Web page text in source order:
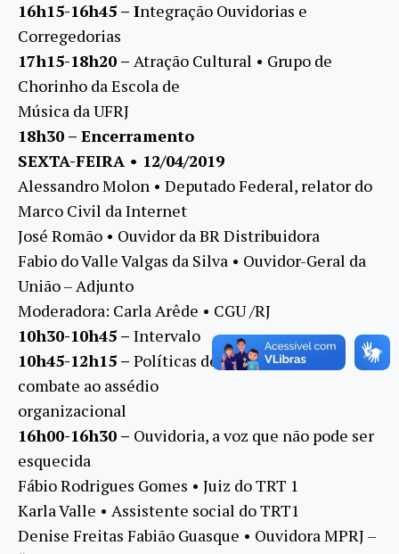
16h15-16h45 – Integração Ouvidorias e
Corregedorias
17h15-18h20 – Atração Cultural • Grupo de
Chorinho da Escola de
Música da UFRJ
18h30 – Encerramento
SEXTA-FEIRA • 12/04/2019
Alessandro Molon • Deputado Federal, relator do
Marco Civil da Internet
José Romão • Ouvidor da BR Distribuidora
Fabio do Valle Valgas da Silva • Ouvidor-Geral da
União – Adjunto
Moderadora: Carla Arêde • CGU /RJ
10h30-10h45 – Intervalo
10h45-12h15 – Políticas de enfrentamento e
combate ao assédio
organizacional
16h00-16h30 – Ouvidoria, a voz que não pode ser
esquecida
Fábio Rodrigues Gomes • Juiz do TRT 1
Karla Valle • Assistente social do TRT1
Denise Freitas Fabião Guasque • Ouvidora MPRJ –